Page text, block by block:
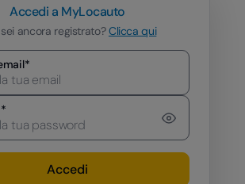
Accedi a MyLocauto
ancora registrato?Clicca qui
Accedi